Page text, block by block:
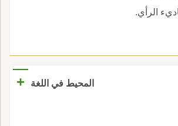
الرأي.
المحيط في اللغة
+